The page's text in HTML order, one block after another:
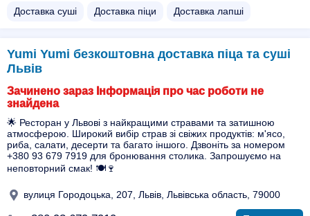
Доставка суші Доставка піци Доставка лапші
Yumi Yumi безкоштовна доставка піца та суші
Львів
Зачинено зараз Інформація про час роботи не
знайдена
🌟 Ресторан у Львові з найкращими стравами та затишною
атмосферою. Широкий вибір страв зі свіжих продуктів: м'ясо,
риба, салати, десерти та багато іншого. Дзвоніть за номером
+380 93 679 7919 для бронювання столика. Запрошуємо на
неповторний смак! 🍽️🍷
вулиця Городоцька, 207, Львів, Львівська область, 79000